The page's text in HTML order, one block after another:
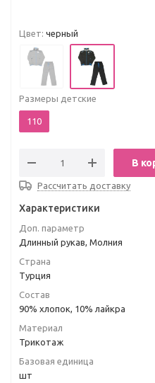
Цвет: черный
Размеры детские
110
В
Рассчитать доставку
Характеристики
Доп. параметр
Длинный рукав, Молния
Страна
Турция
Состав
90% хлопок, 10% лайкра
Материал
Трикотаж
Базовая единица
шт